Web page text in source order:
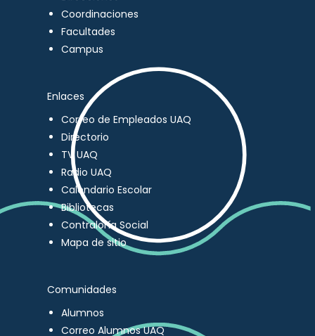
Coordinaciones
Facultades
Campus
Enlaces
Correo de Empleados UAQ
Directorio
TV UAQ
Radio UAQ
Calendario Escolar
Bibliotecas
Contraloría Social
Mapa de sitio
Comunidades
Alumnos
Correo Alumnos UAQ